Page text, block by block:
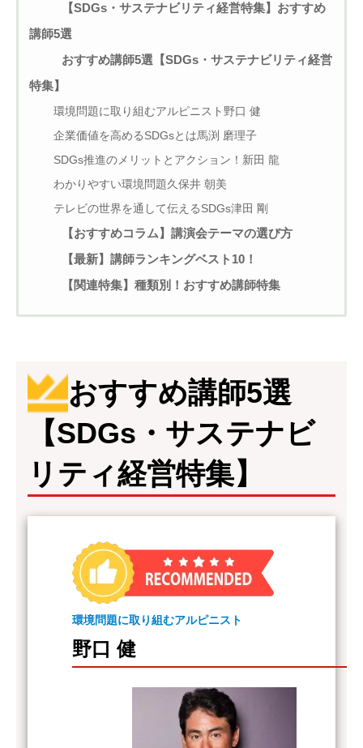
【SDGs・サステナビリティ経営特集】おすすめ
講師5選
おすすめ講師5選【SDGs・サステナビリティ経営
特集】
環境問題に取り組むアルピニスト野口 健
企業価値を高めるSDGsとは馬渕 磨理子
SDGs推進のメリットとアクション！新田 龍
わかりやすい環境問題久保井 朝美
テレビの世界を通して伝えるSDGs津田 剛
【おすすめコラム】講演会テーマの選び方
【最新】講師ランキングベスト10！
【関連特集】種類別！おすすめ講師特集
おすすめ講師5選
【SDGs・サステナビ
リティ経営特集】
環境問題に取り組むアルピニスト
野口 健